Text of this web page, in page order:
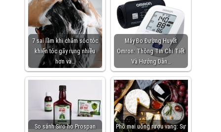
7 sai lầm khi chăm sóc tóc
khiến tóc gãy rụng nhiều
hơn và…
Máy Đo Đường Huyết
Omron: Thông Tin Chi Tiết
Và Hướng Dẫn…
So sánh Siro ho Prospan
Phô mai uống rượu vang: Sự